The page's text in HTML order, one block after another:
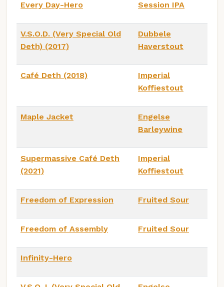
Every Day-Hero Session IPA
V.S.O.D. (Very Special Old
Deth) (2017)
Dubbele
Haverstout
Café Deth (2018)
Imperial
Koffiestout
Maple Jacket
Engelse
Barleywine
Supermassive Café Deth
(2021)
Imperial
Koffiestout
Freedom of Expression Fruited Sour
Freedom of Assembly Fruited Sour
Infinity-Hero